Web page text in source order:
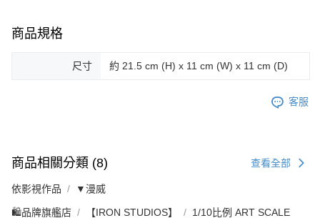
商品規格
尺寸 約 21.5 cm (H) x 11 cm (W) x 11 cm (D)
客服
商品相關分類 (8) 查看全部
依影視作品 ▼漫威
🛍️品牌旗艦店 【IRON STUDIOS】 1/10比例 ART SCALE